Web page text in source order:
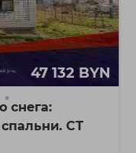
47 132 BYN
снега:
СТ